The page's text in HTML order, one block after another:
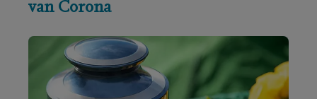
van Corona